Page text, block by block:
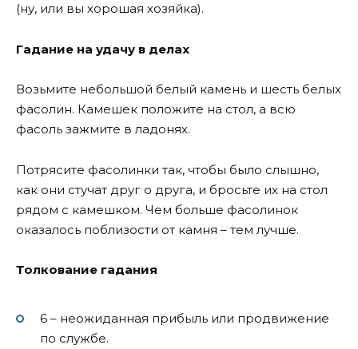
(ну, или вы хорошая хозяйка).
Гадание на удачу в делах
Возьмите небольшой белый камень и шесть белых
фасолин. Камешек положите на стол, а всю
фасоль зажмите в ладонях.
Потрясите фасолинки так, чтобы было слышно,
как они стучат друг о друга, и бросьте их на стол
рядом с камешком. Чем больше фасолинок
оказалось поблизости от камня – тем лучше.
Толкование гадания
6 – неожиданная прибыль или продвижение
по службе.